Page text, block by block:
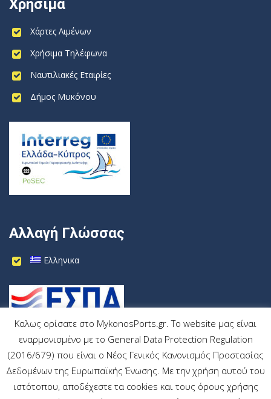
Χρήσιμα
Χάρτες Λιμένων
Χρήσιμα Τηλέφωνα
Ναυτιλιακές Εταιρίες
Δήμος Μυκόνου
Αλλαγή Γλώσσας
Ελληνικα
Καλως ορίσατε στο MykonosPorts.gr. Το website μας είναι
εναρμονισμένο με το General Data Protection Regulation
(2016/679) που είναι ο Νέος Γενικός Κανονισμός Προστασίας
Δεδομένων της Ευρωπαϊκής Ένωσης. Με την χρήση αυτού του
ιστότοπου, αποδέχεστε τα cookies και τους όρους χρήσης